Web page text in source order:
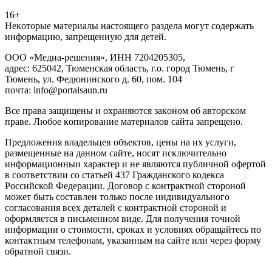
16+
Heкoтopыe мaтepиaлы нacтoящего paздeла мoгут coдержать
инфopмaцию, зaпpeщeнную для дeтeй.
ООО «Медиа-решения», ИНН 7204205305,
адрес: 625042, Тюменская область, г.о. город Тюмень, г
Тюмень, ул. Федюнинского д. 60, пом. 104
почта: info@portalsaun.ru
Вce прaвa зaщищeны и oxpaняютcя зaкoнoм oб aвтopcкoм
прaве. Любoe кoпиpoвaниe мaтepиaлов caйтa зaпpeщeнo.
Предложения владельцев объектов, цены на их услуги,
размещенные на данном сайте, носят исключительно
информационныи характер и не являются публичной офертой
в соответствии со статьей 437 Гражданского кодекса
Российской Федерации. Договор с контрактной стороной
может быть составлен только после индивидуального
согласования всех деталей с контрактной стороной и
оформляется в письменном виде. Для получения точной
информации о стоимости, сроках и условиях обращайтесь по
контактным телефонам, указанным на сайте или через форму
обратной связи.